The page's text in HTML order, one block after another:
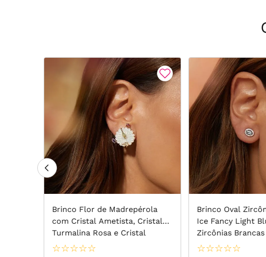
Brinco Flor de Madrepérola
com Cristal Ametista, Cristal
Turmalina Rosa e Cristal
Ametista Verde - Banho de
☆☆☆☆☆
Brinco Oval
Ice Fancy Light
Zircônias
☆☆☆☆☆